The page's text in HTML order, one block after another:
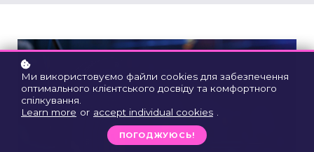
Ми використовуємо файли cookies для забезпечення
оптимального клієнтського досвіду та комфортного
спілкування.
Learn more or accept individual cookies
ПОГОДЖУЮСЬ!